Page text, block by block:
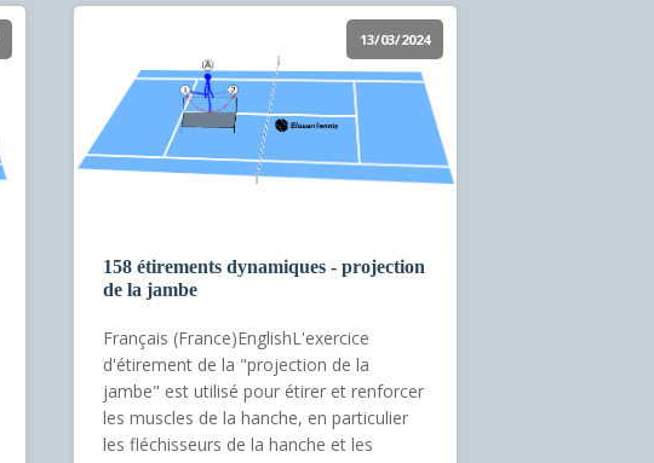
13/03/2024
158 étirements dynamiques - projection
de la jambe
Français (France)EnglishL'exercice
d'étirement de la "projection de la
jambe" est utilisé pour étirer et renforcer
les muscles de la hanche, en particulier
les fléchisseurs de la hanche et les